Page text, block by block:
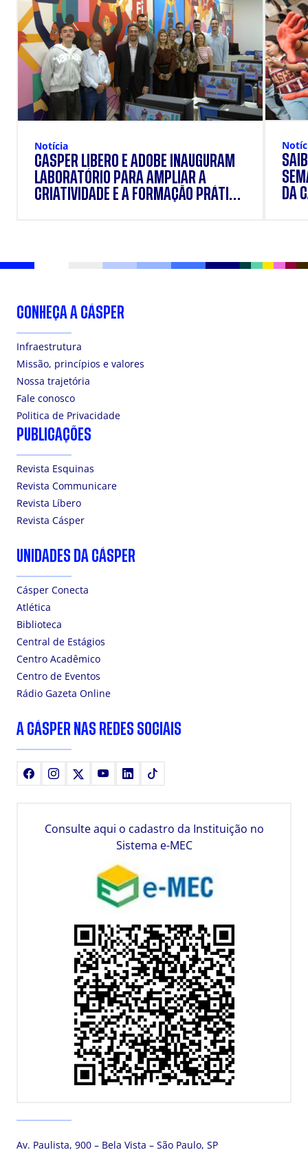
Notícia
CÁSPER LÍBERO E ADOBE INAUGURAM
LABORATÓRIO PARA AMPLIAR A
CRIATIVIDADE E A FORMAÇÃO PRÁTICA
DA
CONHEÇA A CÁSPER
Infraestrutura
Missão, princípios e valores
Nossa trajetória
Fale conosco
Politica de Privacidade
PUBLICAÇÕES
Revista Esquinas
Revista Communicare
Revista Líbero
Revista Cásper
UNIDADES DA CÁSPER
Cásper Conecta
Atlética
Biblioteca
Central de Estágios
Centro Acadêmico
Centro de Eventos
Rádio Gazeta Online
A CÁSPER NAS REDES SOCIAIS
FacebookInstagram YoutubeLinkedIn
Consulte aqui o cadastro da Instituição no
Sistema e-MEC
Av. Paulista, 900 – Bela Vista – São Paulo, SP